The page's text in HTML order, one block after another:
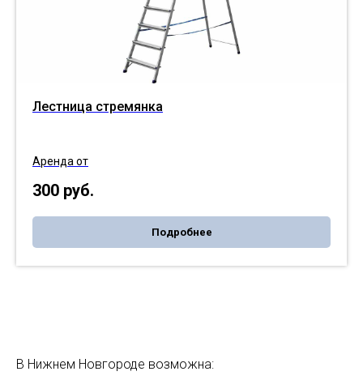
Лестница стремянка
Аренда от
300 руб.
Подробнее
В Нижнем Новгороде возможна: